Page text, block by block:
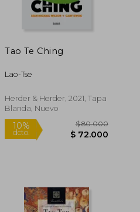
Tao Te Ching
Lao-Tse
Herder & Herder, 2021, Tapa
Blanda, Nuevo